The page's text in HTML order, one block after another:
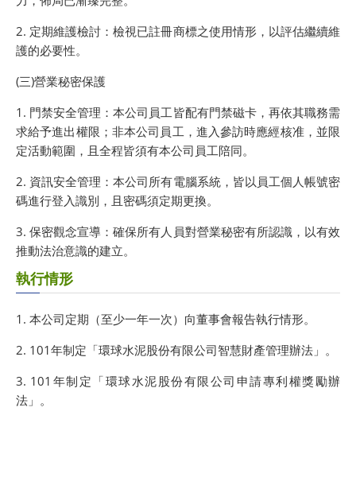
2. 定期維護檢討：檢視已註冊商標之使用情形，以評估繼續維
護的必要性。
(三)營業秘密保護
1. 門禁安全管理：本公司員工皆配有門禁磁卡，再依其職務需
求給予進出權限；非本公司員工，進入參訪時應經核准，並限
定活動範圍，且全程皆須有本公司員工陪同。
2. 資訊安全管理：本公司所有電腦系統，皆以員工個人帳號密
碼進行登入識別，且密碼須定期更換。
3. 保密觀念宣導：確保所有人員對營業秘密有所認識，以有效
推動法治意識的建立。
執行情形
1. 本公司定期（至少一年一次）向董事會報告執行情形。
2. 101年制定「環球水泥股份有限公司智慧財產管理辦法」。
3. 101年制定「環球水泥股份有限公司申請專利權獎勵辦
法」。